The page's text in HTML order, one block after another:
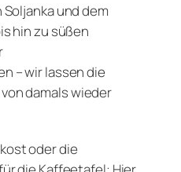
und dem
hin zu süßen
– wir lassen die
damals wieder
oder die